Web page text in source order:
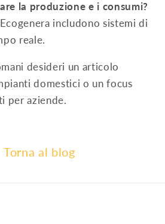
la produzione e i consumi?
includono sistemi di
reale.
desideri un articolo
domestici o un focus
per aziende.
Torna al blog